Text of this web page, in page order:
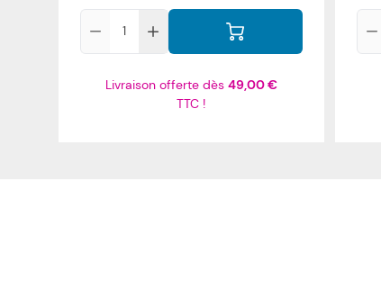
Livraison offerte dès 49,00 €
TTC !